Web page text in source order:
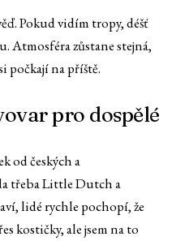
Pokud vidím tropy, déšť
Atmosféra zůstane stejná,
počkají na příště.
pro dospělé
od českých a
třeba Little Dutch a
lidé rychle pochopí, že
kostičky, ale jsem na to